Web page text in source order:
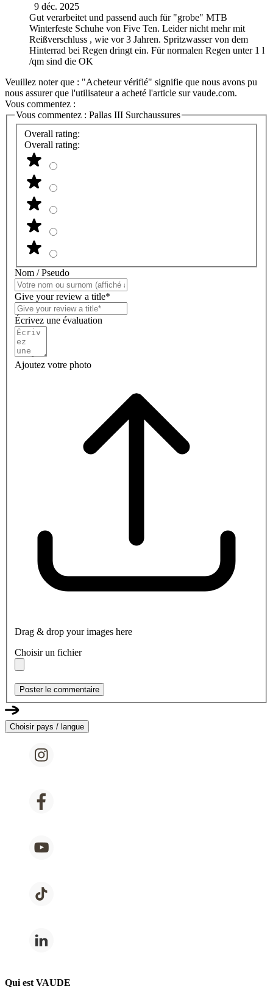
9 déc. 2025
Gut verarbeitet und passend auch für "grobe" MTB
Winterfeste Schuhe von Five Ten. Leider nicht mehr mit
Reißverschluss , wie vor 3 Jahren. Spritzwasser von dem
Hinterrad bei Regen dringt ein. Für normalen Regen unter 1 l
/qm sind die OK
Veuillez noter que : "Acheteur vérifié" signifie que nous avons pu
nous assurer que l'utilisateur a acheté l'article sur vaude.com.
Vous commentez :
Vous commentez : Pallas III Surchaussures
Overall rating:
Overall rating:
Nom / Pseudo
Give your review a title*
Écrivez une évaluation
Ajoutez votre photo
Drag & drop your images here
Choisir un fichier
Poster le commentaire
Choisir pays / langue
Qui est VAUDE